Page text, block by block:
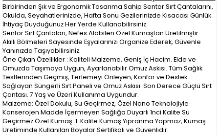
Birbirinden Şık ve Ergonomik Tasarıma Sahip Sentor Sırt Çantalarını,
Okulda, Seyahatlerinizde, Hafta Sonu Gezilerinizde Kısacası Günlük
İhtiyaç Duyduğunuz Her Yerde Kullanabilirsiniz.
Sentor Sırt Çantaları, Nefes Alabilen Özel Kumaştan Üretilmiştir.
Akıllı Bölmeleri Sayesinde Eşyalarınızı Organize Ederek, Güvenle
Yanınızda Taşıyabilirsiniz.
Öne Çıkan Özellikler : Kaliteli Malzeme, Geniş İç Hacim. Elde ve
Omuzda Taşımaya Uygun, Ayarlanabilir Omuz Askısı. Tüm Sağlık
Testlerinden Geçmiş, Terlemeyi Önleyen, Konfor ve Destek
Sağlayan Süngerli Sırt Paneli ve Omuz Askısı. Son Derece Güçlü Sırt
Çantası. 7 Yaş ve Üzeri Kullanıma Uygundur.
Malzeme: Özel Dokulu, Su Geçirmez, Özel Nano Teknolojiyle
Kanserojen Madde İçermeyen Sağlığa Duyarlı 1nci Kalite Su
Geçirmez Özel Kumaş. 1. Kalite Kumaş Yıpranma Yapmaz, Kumaş
Üretiminde Kullanılan Boyalar Sertifikalı ve Güvenlidir.